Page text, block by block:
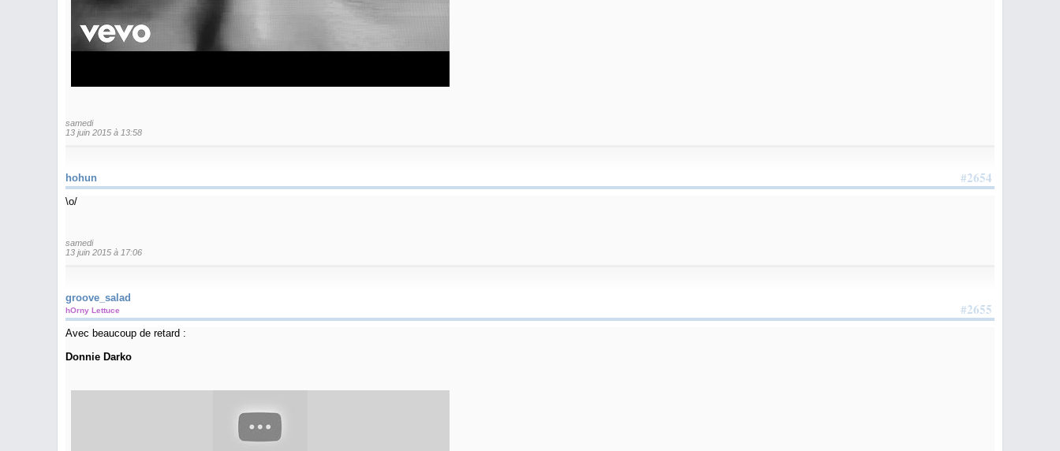
samedi
13 juin 2015 à 13:58
#2654
hohun
\o/
samedi
13 juin 2015 à 17:06
groove_salad
#2655
hOrny Lettuce
Avec beaucoup de retard :
Donnie Darko